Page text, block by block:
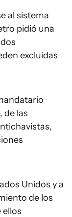
al sistema
pidió una
excluidas
de las
Unidos y a
de los
ellos